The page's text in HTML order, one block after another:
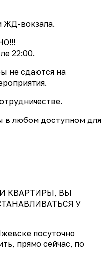
ЖД-вокзала.
22:00.
не сдаются на
в любом доступном для
КВАРТИРЫ, ВЫ
У
посуточно
прямо сейчас, по